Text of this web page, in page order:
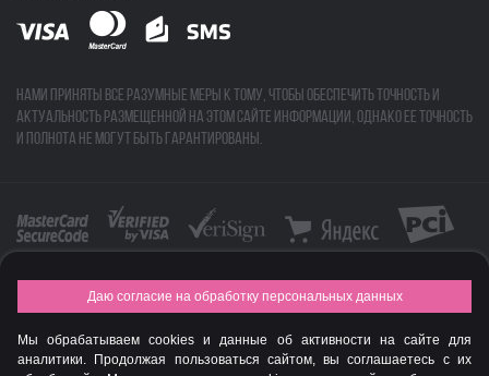
Нами приняты все разумные меры к тому, чтобы обеспечить точность и
актуальность размещенной на этом сайте информации, однако ее точность
и полнота не могут быть гарантированы.
FASHION NEW YEAR AWARDS 2015
© Интернет-магазин профессиональной косметики Spadream
Даю согласие на обработку персональных данных
Мы обрабатываем cookies и данные об активности на сайте для
аналитики. Продолжая пользоваться сайтом, вы соглашаетесь с их